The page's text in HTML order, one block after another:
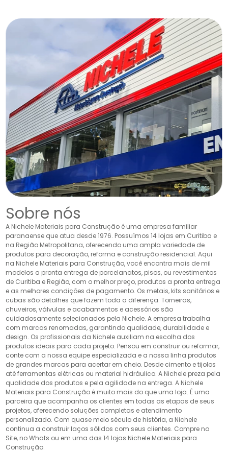
Sobre nós
A Nichele Materiais para Construção é uma empresa familiar
paranaense que atua desde 1976. Possuímos 14 lojas em Curitiba e
na Região Metropolitana, oferecendo uma ampla variedade de
produtos para decoração, reforma e construção residencial. Aqui
na Nichele Materiais para Construção, você encontra mais de mil
modelos a pronta entrega de porcelanatos, pisos, ou revestimentos
de Curitiba e Região, com o melhor preço, produtos a pronta entrega
e as melhores condições de pagamento. Os metais, kits sanitários e
cubas são detalhes que fazem toda a diferença. Torneiras,
chuveiros, válvulas e acabamentos e acessórios são
cuidadosamente selecionados pela Nichele. A empresa trabalha
com marcas renomadas, garantindo qualidade, durabilidade e
design. Os profissionais da Nichele auxiliam na escolha dos
produtos ideais para cada projeto. Pensou em construir ou reformar,
conte com a nossa equipe especializada e a nossa linha produtos
de grandes marcas para acertar em cheio. Desde cimento e tijolos
até ferramentas elétricas ou material hidráulico. A Nichele preza pela
qualidade dos produtos e pela agilidade na entrega. A Nichele
Materiais para Construção é muito mais do que uma loja. É uma
parceira que acompanha os clientes em todas as etapas de seus
projetos, oferecendo soluções completas e atendimento
personalizado. Com quase meio século de história, a Nichele
continua a construir laços sólidos com seus clientes. Compre no
Site, no Whats ou em uma das 14 lojas Nichele Materiais para
Construção.